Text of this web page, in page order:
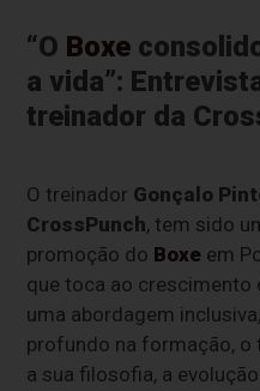
“O Boxe
a vida”:
treinador da
O treinador Gonçalo
CrossPunch, tem sido
promoção do Boxe em
que toca ao crescimento
uma abordagem
profundo na formação,
a sua filosofia, a